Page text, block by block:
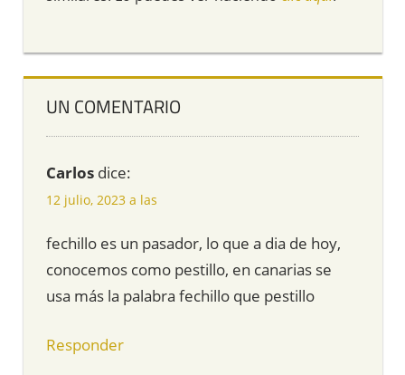
UN COMENTARIO
Carlos dice:
12 julio, 2023 a las
fechillo es un pasador, lo que a dia de hoy,
conocemos como pestillo, en canarias se
usa más la palabra fechillo que pestillo
Responder